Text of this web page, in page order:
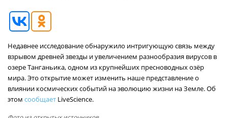
Недавнее исследование обнаружило интригующую связь между
взрывом древней звезды и увеличением разнообразия вирусов в
озере Танганьика, одном из крупнейших пресноводных озёр
мира. Это открытие может изменить наше представление о
влиянии космических событий на эволюцию жизни на Земле. Об
этом сообщает LiveScience.